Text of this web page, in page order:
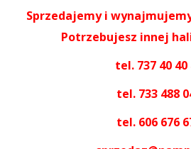
Sprzedajemy i
Potrzebujesz innej
tel. 737 40 40
tel. 733 488
tel. 606 676